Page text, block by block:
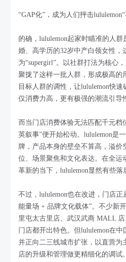
“GAP化”，成为人们抨击lululemon“
的确，lululemon起家时瞄准的人
婚、高学历的32岁中产白领女性，
为“supergirl”。以社群打法为核心
聚拢了这样一批人群，形成极高的
目标人群的调性，让lululemon快
仅消费力高，更有极强的潮流引导
而当门店消费体验无法匹配千元档
英叙事”便开始松动。lululemon是
牌，产品本身的壁垒不算高，溢价
位、场景聚焦和文化表达。在全运
革新的当下，lululemon显然有些落
不过，lululemon也在改进，门店正
能量场 + 品牌文化载体”。不少新
里屯太古里店、武汉武商 MALL
门店都开出特色。但lululemon在中
并正向二三线城市扩张，以直营为
店的升级和管理做更精细化的调试。